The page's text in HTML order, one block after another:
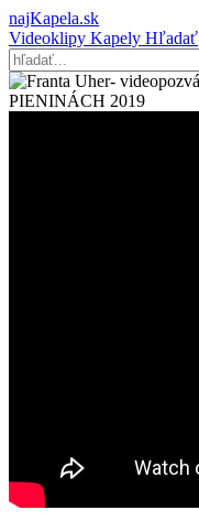
najKapela.sk
Videoklipy Kapely Hľadať